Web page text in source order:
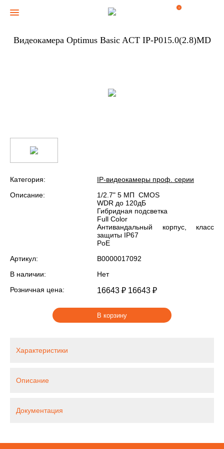
0
Видеокамера Optimus Basic ACT IP-P015.0(2.8)MD
Категория:
IP-видеокамеры проф. серии
Описание:
1/2.7" 5 МП CMOS
WDR до 120дБ
Гибридная подсветка
Full Color
Антивандальный корпус, класс
защиты IР67
PoE
Артикул:
В0000017092
В наличии:
Нет
Розничная цена:
16643 ₽ 16643 ₽
В корзину
Характеристики
Описание
Документация